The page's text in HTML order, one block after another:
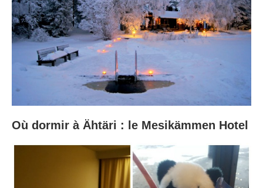
Où dormir à Ähtäri : le Mesikämmen Hotel